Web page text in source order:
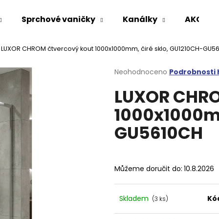
Sprchové vaničky Kanálky AKCE %
LUXOR CHROM čtvercový kout 1000x1000mm, čiré sklo, GU1210CH-
Průměrné
produktu
je
0,0
5
hvězdiček.
Neohodnoceno Podrobnosti
LUXOR
GU5610CH
Můžeme doručit do: 10.8.2026
Skladem (3 ks)
Co potřebujete najít?
HLEDAT
SPRCHOVÁ ZÁSTĚNA 1000 MM VOLCANO